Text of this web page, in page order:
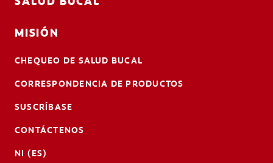
MISIÓN
CHEQUEO DE SALUD BUCAL
CORRESPONDENCIA DE PRODUCTOS
SUSCRÍBASE
CONTÁCTENOS
NI (ES)